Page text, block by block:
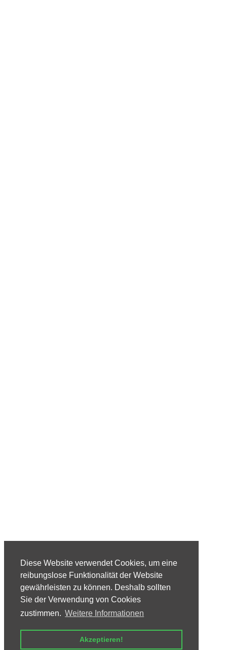
Diese Website verwendet Cookies, um eine
reibungslose Funktionalität der Website
gewährleisten zu können. Deshalb sollten
Sie der Verwendung von Cookies
zustimmen. Weitere Informationen
Akzeptieren!